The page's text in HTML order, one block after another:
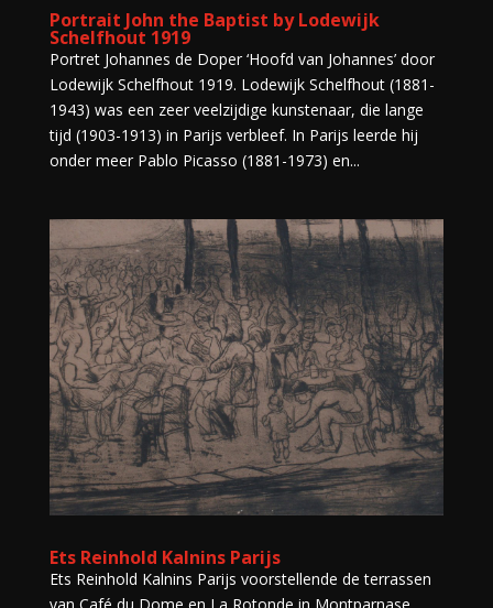
Portrait John the Baptist by Lodewijk
Schelfhout 1919
Portret Johannes de Doper ‘Hoofd van Johannes’ door
Lodewijk Schelfhout 1919. Lodewijk Schelfhout (1881-
1943) was een zeer veelzijdige kunstenaar, die lange
tijd (1903-1913) in Parijs verbleef. In Parijs leerde hij
onder meer Pablo Picasso (1881-1973) en...
Ets Reinhold Kalnins Parijs
Ets Reinhold Kalnins Parijs voorstellende de terrassen
van Café du Dome en La Rotonde in Montparnase